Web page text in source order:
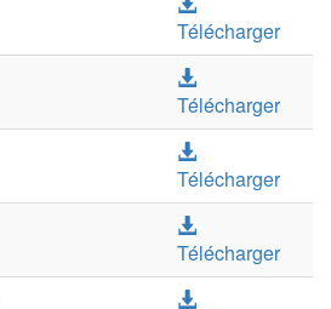
Télécharger
Télécharger
Télécharger
Télécharger